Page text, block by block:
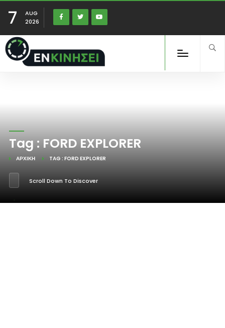
7
AUG
2026
Tag : FORD EXPLORER
ΑΡΧΙΚΉ TAG : FORD EXPLORER
Scroll Down To Discover